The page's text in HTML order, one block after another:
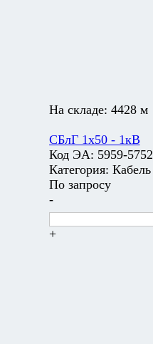
На складе: 4428 м
СБлГ 1х50 - 1кВ
Код ЭА: 5959-5752
Категория: Кабель
По запросу
-
+